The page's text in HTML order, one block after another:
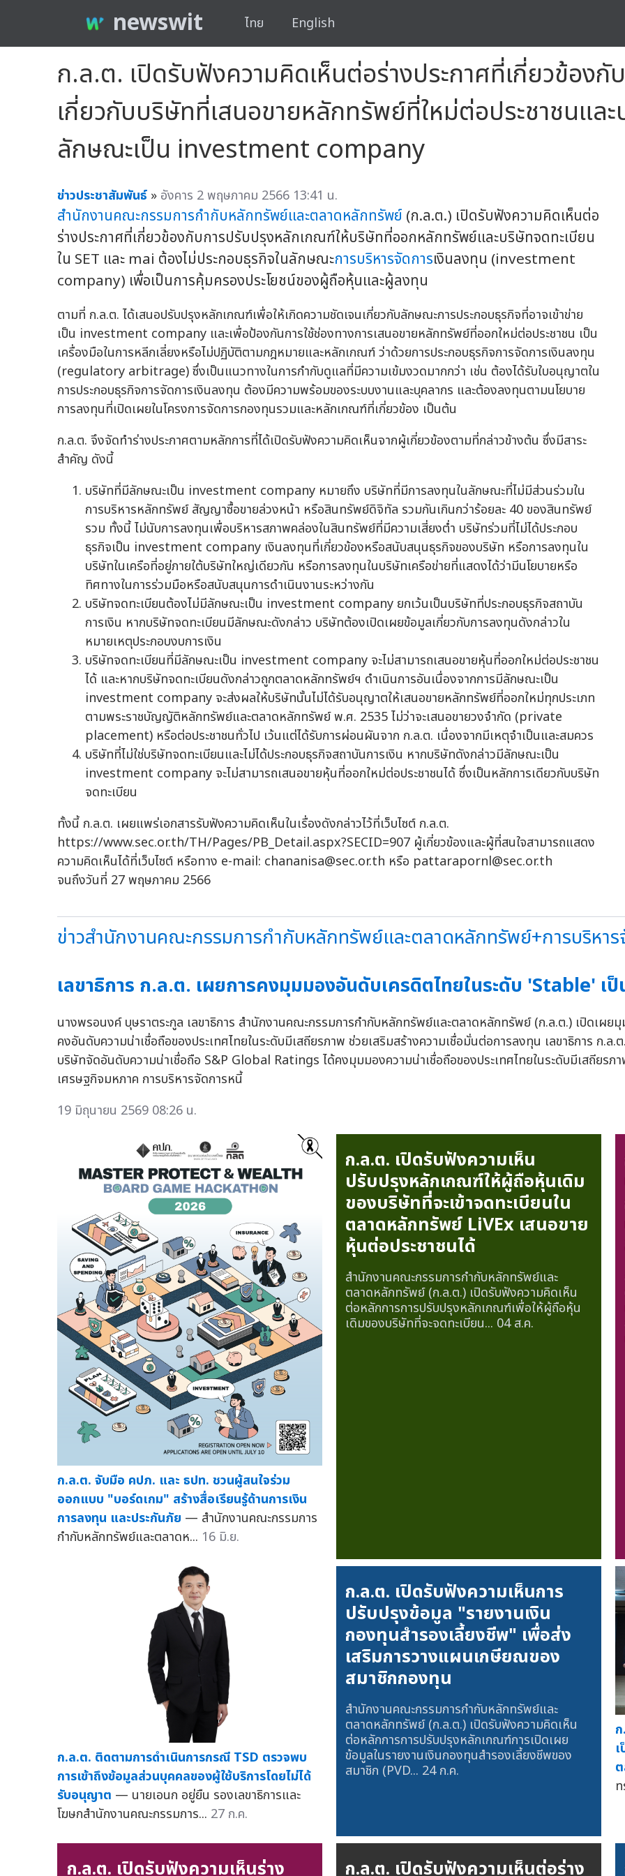
newswit ไทย English
ก.ล.ต. เปิดรับฟังความคิดเห็นต่อร่างประกาศที่เกี่ยวข้อง
เกี่ยวกับบริษัทที่เสนอขายหลักทรัพย์ที่ใหม่ต่อประชาชนแล
ลักษณะเป็น investment company
ข่าวประชาสัมพันธ์ » อังคาร 2 พฤษภาคม 2566 13:41 น.
สำนักงานคณะกรรมการกำกับหลักทรัพย์และตลาดหลักทรัพย์ (ก.ล.ต.) เปิดรับฟังความคิดเห็นต่อ
ร่างประกาศที่เกี่ยวข้องกับการปรับปรุงหลักเกณฑ์ให้บริษัทที่ออกหลักทรัพย์และบริษัทจดทะเบียน
ใน SET และ mai ต้องไม่ประกอบธุรกิจในลักษณะการบริหารจัดการเงินลงทุน (investment
company) เพื่อเป็นการคุ้มครองประโยชน์ของผู้ถือหุ้นและผู้ลงทุน
ตามที่ ก.ล.ต. ได้เสนอปรับปรุงหลักเกณฑ์เพื่อให้เกิดความชัดเจนเกี่ยวกับลักษณะการประกอบธุรกิจที่อาจเข้าข่าย
เป็น investment company และเพื่อป้องกันการใช้ช่องทางการเสนอขายหลักทรัพย์ที่ออกใหม่ต่อประชาชน เป็น
เครื่องมือในการหลีกเลี่ยงหรือไม่ปฏิบัติตามกฎหมายและหลักเกณฑ์ ว่าด้วยการประกอบธุรกิจการจัดการเงินลงทุน
(regulatory arbitrage) ซึ่งเป็นแนวทางในการกำกับดูแลที่มีความเข้มงวดมากกว่า เช่น ต้องได้รับใบอนุญาตใน
การประกอบธุรกิจการจัดการเงินลงทุน ต้องมีความพร้อมของระบบงานและบุคลากร และต้องลงทุนตามนโยบาย
การลงทุนที่เปิดเผยในโครงการจัดการกองทุนรวมและหลักเกณฑ์ที่เกี่ยวข้อง เป็นต้น
ก.ล.ต. จึงจัดทำร่างประกาศตามหลักการที่ได้เปิดรับฟังความคิดเห็นจากผู้เกี่ยวข้องตามที่กล่าวข้างต้น ซึ่งมีสาระ
สำคัญ ดังนี้
บริษัทที่มีลักษณะเป็น investment company หมายถึง บริษัทที่มีการลงทุนในลักษณะที่ไม่มีส่วนร่วมใน
การบริหารหลักทรัพย์ สัญญาซื้อขายล่วงหน้า หรือสินทรัพย์ดิจิทัล รวมกันเกินกว่าร้อยละ 40 ของสินทรัพย์
รวม ทั้งนี้ ไม่นับการลงทุนเพื่อบริหารสภาพคล่องในสินทรัพย์ที่มีความเสี่ยงต่ำ บริษัทร่วมที่ไม่ได้ประกอบ
ธุรกิจเป็น investment company เงินลงทุนที่เกี่ยวข้องหรือสนับสนุนธุรกิจของบริษัท หรือการลงทุนใน
บริษัทในเครือที่อยู่ภายใต้บริษัทใหญ่เดียวกัน หรือการลงทุนในบริษัทเครือข่ายที่แสดงได้ว่ามีนโยบายหรือ
ทิศทางในการร่วมมือหรือสนับสนุนการดำเนินงานระหว่างกัน
บริษัทจดทะเบียนต้องไม่มีลักษณะเป็น investment company ยกเว้นเป็นบริษัทที่ประกอบธุรกิจสถาบัน
การเงิน หากบริษัทจดทะเบียนมีลักษณะดังกล่าว บริษัทต้องเปิดเผยข้อมูลเกี่ยวกับการลงทุนดังกล่าวใน
หมายเหตุประกอบงบการเงิน
บริษัทจดทะเบียนที่มีลักษณะเป็น investment company จะไม่สามารถเสนอขายหุ้นที่ออกใหม่ต่อประชาชน
ได้ และหากบริษัทจดทะเบียนดังกล่าวถูกตลาดหลักทรัพย์ฯ ดำเนินการอันเนื่องจากการมีลักษณะเป็น
investment company จะส่งผลให้บริษัทนั้นไม่ได้รับอนุญาตให้เสนอขายหลักทรัพย์ที่ออกใหม่ทุกประเภท
ตามพระราชบัญญัติหลักทรัพย์และตลาดหลักทรัพย์ พ.ศ. 2535 ไม่ว่าจะเสนอขายวงจำกัด (private
placement) หรือต่อประชาชนทั่วไป เว้นแต่ได้รับการผ่อนผันจาก ก.ล.ต. เนื่องจากมีเหตุจำเป็นและสมควร
บริษัทที่ไม่ใช่บริษัทจดทะเบียนและไม่ได้ประกอบธุรกิจสถาบันการเงิน หากบริษัทดังกล่าวมีลักษณะเป็น
investment company จะไม่สามารถเสนอขายหุ้นที่ออกใหม่ต่อประชาชนได้ ซึ่งเป็นหลักการเดียวกับบริษัท
จดทะเบียน
ทั้งนี้ ก.ล.ต. เผยแพร่เอกสารรับฟังความคิดเห็นในเรื่องดังกล่าวไว้ที่เว็บไซต์ ก.ล.ต.
https://www.sec.or.th/TH/Pages/PB_Detail.aspx?SECID=907 ผู้เกี่ยวข้องและผู้ที่สนใจสามารถแสดง
ความคิดเห็นได้ที่เว็บไซต์ หรือทาง e-mail: chananisa@sec.or.th หรือ pattarapornl@sec.or.th
จนถึงวันที่ 27 พฤษภาคม 2566
ข่าวสำนักงานคณะกรรมการกำกับหลักทรัพย์และตลาดหลักทรัพย์+การบริหา
เลขาธิการ ก.ล.ต. เผยการคงมุมมองอันดับเครดิตไทยในระดับ 'Stable'
นางพรอนงค์ บุษราตระกูล เลขาธิการ สำนักงานคณะกรรมการกำกับหลักทรัพย์และตลาดหลักทรัพย์ (ก.ล.ต.) เปิดเผ
คงอันดับความน่าเชื่อถือของประเทศไทยในระดับมีเสถียรภาพ ช่วยเสริมสร้างความเชื่อมั่นต่อการลงทุน เลขาธิการ ก.
บริษัทจัดอันดับความน่าเชื่อถือ S&P Global Ratings ได้คงมุมมองความน่าเชื่อถือของประเทศไทยในระดับมีเสถีย
เศรษฐกิจมหภาค การบริหารจัดการหนี้
19 มิถุนายน 2569 08:26 น.
ก.ล.ต. จับมือ คปภ. และ ธปท. ชวนผู้สนใจร่วม
ออกแบบ "บอร์ดเกม" สร้างสื่อเรียนรู้ด้านการเงิน
การลงทุน และประกันภัย — สำนักงานคณะกรรมการ
กำกับหลักทรัพย์และตลาดห... 16 มิ.ย.
ก.ล.ต. เปิดรับฟังความเห็น
ปรับปรุงหลักเกณฑ์ให้ผู้ถือหุ้นเดิม
ของบริษัทที่จะเข้าจดทะเบียนใน
ตลาดหลักทรัพย์ LiVEx เสนอขาย
หุ้นต่อประชาชนได้
สำนักงานคณะกรรมการกำกับหลักทรัพย์และ
ตลาดหลักทรัพย์ (ก.ล.ต.) เปิดรับฟังความคิดเห็น
ต่อหลักการการปรับปรุงหลักเกณฑ์เพื่อให้ผู้ถือหุ้น
เดิมของบริษัทที่จะจดทะเบียน... 04 ส.ค.
ก.ล.ต. ติดตามการดำเนินการกรณี TSD ตรวจพบ
การเข้าถึงข้อมูลส่วนบุคคลของผู้ใช้บริการโดยไม่ได้
รับอนุญาต — นายเอนก อยู่ยืน รองเลขาธิการและ
โฆษกสำนักงานคณะกรรมการ... 27 ก.ค.
ก.ล.ต. เปิดรับฟังความเห็นการ
ปรับปรุงข้อมูล "รายงานเงิน
กองทุนสำรองเลี้ยงชีพ" เพื่อส่ง
เสริมการวางแผนเกษียณของ
สมาชิกกองทุน
สำนักงานคณะกรรมการกำกับหลักทรัพย์และ
ตลาดหลักทรัพย์ (ก.ล.ต.) เปิดรับฟังความคิดเห็น
ต่อหลักการการปรับปรุงหลักเกณฑ์การเปิดเผย
ข้อมูลในรายงานเงินกองทุนสำรองเลี้ยงชีพของ
สมาชิก (PVD... 24 ก.ค.
ก.ล.ต. เปิดรับฟังความเห็นร่าง ก.ล.ต. เปิดรับฟังความเห็นต่อร่าง